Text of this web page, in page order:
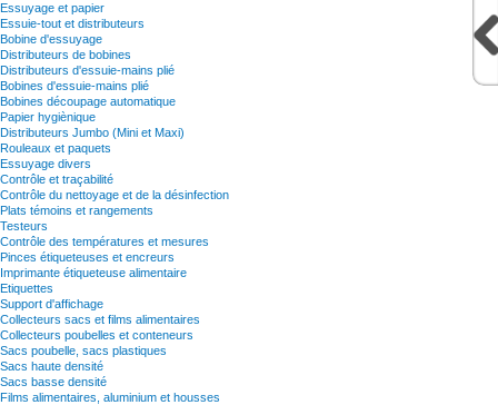
Essuyage et papier
Essuie-tout et distributeurs
Bobine d'essuyage
Distributeurs de bobines
Distributeurs d'essuie-mains plié
Bobines d'essuie-mains plié
Bobines découpage automatique
Papier hygiènique
Distributeurs Jumbo (Mini et Maxi)
Rouleaux et paquets
Essuyage divers
Contrôle et traçabilité
Contrôle du nettoyage et de la désinfection
Plats témoins et rangements
Testeurs
Contrôle des températures et mesures
Pinces étiqueteuses et encreurs
Imprimante étiqueteuse alimentaire
Etiquettes
Support d'affichage
Collecteurs sacs et films alimentaires
Collecteurs poubelles et conteneurs
Sacs poubelle, sacs plastiques
Sacs haute densité
Sacs basse densité
Films alimentaires, aluminium et housses